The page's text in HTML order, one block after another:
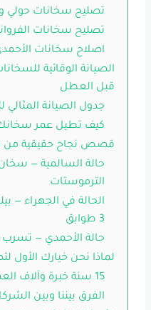
تصليح سخانات حولي
تصليح سخانات
اصلاح سخانات
الصيانة الوقائية
قبل العطل
جدول الصيانة المثالي
كيف تطيل عمر سخانك 3
قصص نجاح حقيقية من
حالة السالمية —
الترموستات
الحالة في الجهراء —
3 طوابق
حالة الأحمدي —
لماذا نحن خيارك الأول
15 سنة خبرة وآلاف العملاء الراضين
الفرق بيننا وبين